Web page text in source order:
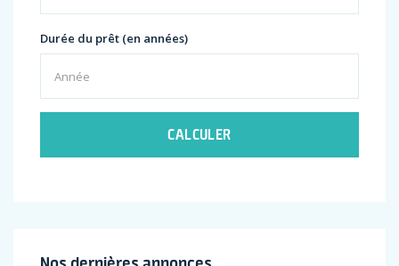
Durée du prêt (en années)
CALCULER